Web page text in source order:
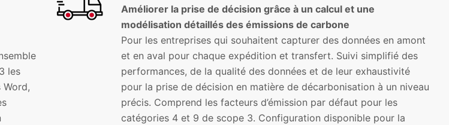
les
Améliorer la prise de décision grâce à un calcul et une
modélisation détaillés des émissions de carbone
Pour les entreprises qui souhaitent capturer des données en amont
et en aval pour chaque expédition et transfert. Suivi simplifié des
performances, de la qualité des données et de leur exhaustivité
pour la prise de décision en matière de décarbonisation à un niveau
précis. Comprend les facteurs d’émission par défaut pour les
catégories 4 et 9 de scope 3. Configuration disponible pour la